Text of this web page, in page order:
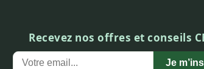
Recevez nos offres et conseils
Je